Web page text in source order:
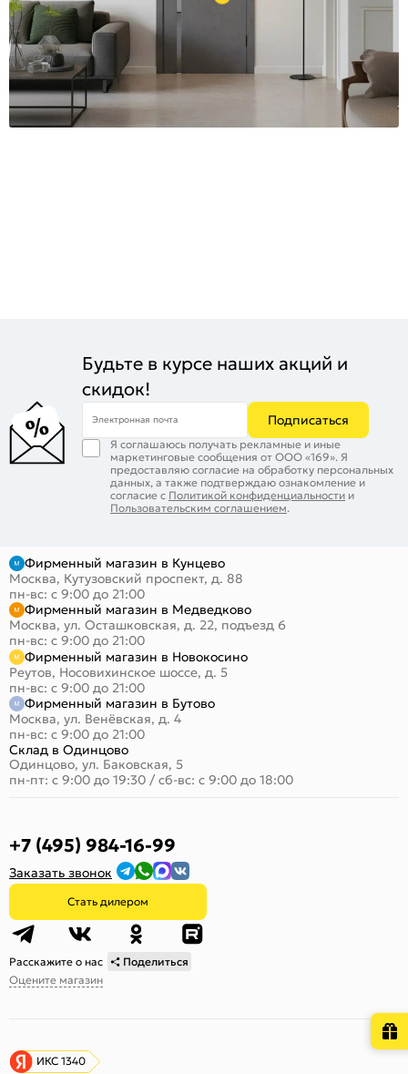
Будьте в курсе наших акций и
скидок!
Электронная почта Подписаться
Я соглашаюсь получать рекламные и иные
маркетинговые сообщения от ООО «169». Я
предоставляю согласие на обработку персональных
данных, а также подтверждаю ознакомление и
согласие с Политикой конфиденциальности и
Пользовательским соглашением.
Фирменный магазин в Кунцево
Москва, Кутузовский проспект, д. 88
пн-вс: с 9:00 до 21:00
Фирменный магазин в Медведково
Москва, ул. Осташковская, д. 22, подъезд 6
пн-вс: с 9:00 до 21:00
Фирменный магазин в Новокосино
Реутов, Носовихинское шоссе, д. 5
пн-вс: с 9:00 до 21:00
Фирменный магазин в Бутово
Москва, ул. Венёвская, д. 4
пн-вс: с 9:00 до 21:00
Склад в Одинцово
Одинцово, ул. Баковская, 5
пн-пт: с 9:00 до 19:30 / сб-вс: с 9:00 до 18:00
+7 (495) 984-16-99
Заказать звонок
Стать дилером
Расскажите о нас
Поделиться
Оцените магазин
ИКС 1340